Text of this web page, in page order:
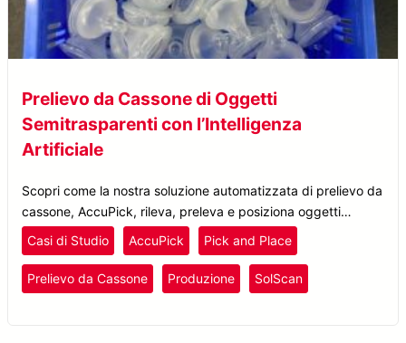
Prelievo da Cassone di Oggetti
Semitrasparenti con l’Intelligenza
Artificiale
Scopri come la nostra soluzione automatizzata di prelievo da
cassone, AccuPick, rileva, preleva e posiziona oggetti
semitrasparenti con velocità, precisione ed efficienza.
Casi di Studio AccuPick Pick and Place
Prelievo da Cassone Produzione SolScan